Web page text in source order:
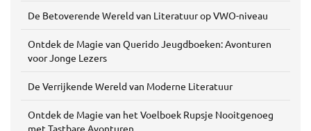
De Betoverende Wereld van Literatuur op VWO-niveau
Ontdek de Magie van Querido Jeugdboeken: Avonturen
voor Jonge Lezers
De Verrijkende Wereld van Moderne Literatuur
Ontdek de Magie van het Voelboek Rupsje Nooitgenoeg
met Tastbare Avonturen